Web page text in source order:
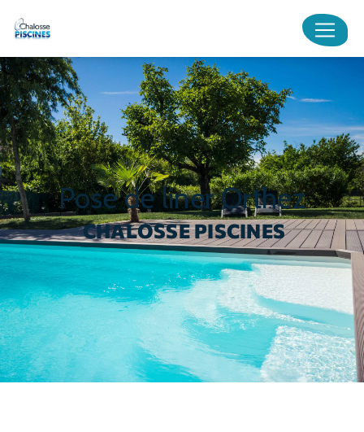
pose de liner Orthez
CHALOSSE PISCINES